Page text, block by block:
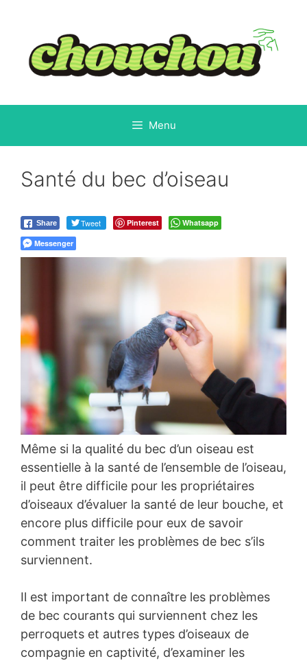
contenu
Menu
Santé du bec d’oiseau
Share Tweet Pinterest
Whatsapp
Messenger
Même si la qualité du bec d’un oiseau est
essentielle à la santé de l’ensemble de l’oiseau,
il peut être difficile pour les propriétaires
d’oiseaux d’évaluer la santé de leur bouche, et
encore plus difficile pour eux de savoir
comment traiter les problèmes de bec s’ils
surviennent.
Il est important de connaître les problèmes
de bec courants qui surviennent chez les
perroquets et autres types d’oiseaux de
compagnie en captivité, d’examiner les